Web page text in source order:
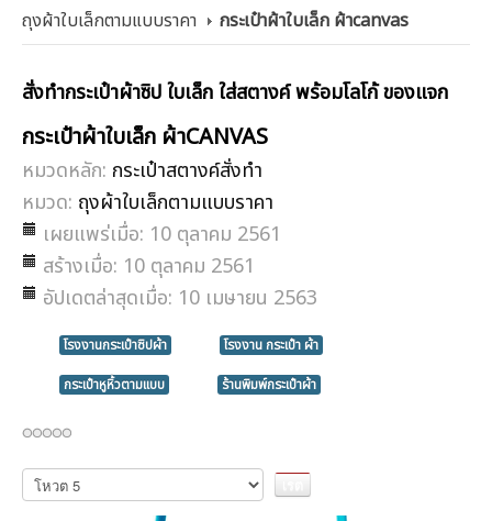
ถุงผ้าใบเล็กตามแบบราคา
กระเป๋าผ้าใบเล็ก ผ้าcanvas
สั่งทำกระเป๋าผ้าซิป ใบเล็ก ใส่สตางค์ พร้อมโลโก้ ของแจก
กระเป๋าผ้าใบเล็ก ผ้าCANVAS
หมวดหลัก: กระเป๋าสตางค์สั่งทำ
หมวด: ถุงผ้าใบเล็กตามแบบราคา
เผยแพร่เมื่อ: 10 ตุลาคม 2561
สร้างเมื่อ: 10 ตุลาคม 2561
อัปเดตล่าสุดเมื่อ: 10 เมษายน 2563
โรงงานกระเป๋าซิปผ้า
โรงงาน กระเป๋า ผ้า
กระเป๋าหูหิ้วตามแบบ
ร้านพิมพ์กระเป๋าผ้า
กรุณา
ให้